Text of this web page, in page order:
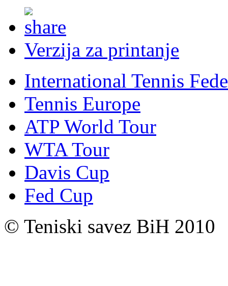
Verzija za printanje
International Tennis
Tennis Europe
ATP World Tour
WTA Tour
Davis Cup
Fed Cup
© Teniski savez BiH 2010